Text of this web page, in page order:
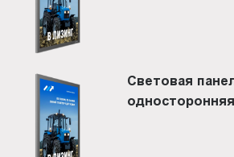
Световая